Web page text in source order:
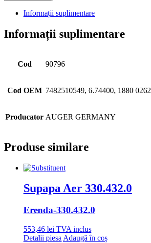
Informații suplimentare
Informații suplimentare
Cod 90796
Cod OEM 7482510549, 6.74400, 1880 0262
Producator AUGER GERMANY
Produse similare
Supapa Aer 330.432.0
Erenda-330.432.0
553,46 lei TVA inclus
Detalii piesa Adaugă în coș